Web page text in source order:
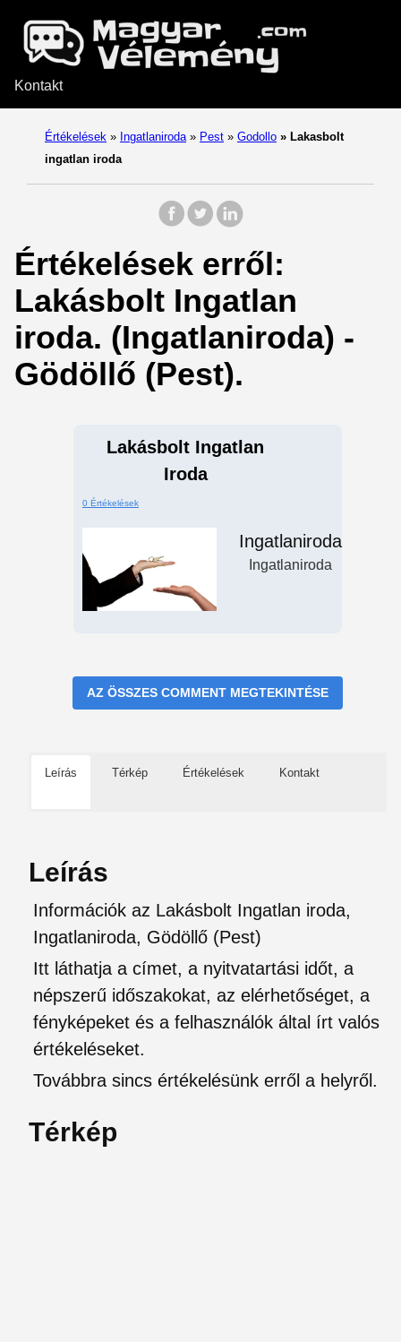
Kontakt
Értékelések » Ingatlaniroda » Pest » Godollo » Lakasbolt
ingatlan iroda
Értékelések erről:
Lakásbolt Ingatlan
iroda. (Ingatlaniroda) -
Gödöllő (Pest).
Lakásbolt Ingatlan
Iroda
0 Értékelések
Ingatlaniroda
Ingatlaniroda
AZ ÖSSZES COMMENT MEGTEKINTÉSE
Leírás Térkép Értékelések Kontakt
Leírás
Információk az Lakásbolt Ingatlan iroda,
Ingatlaniroda, Gödöllő (Pest)
Itt láthatja a címet, a nyitvatartási időt, a
népszerű időszakokat, az elérhetőséget, a
fényképeket és a felhasználók által írt valós
értékeléseket.
Továbbra sincs értékelésünk erről a helyről.
Térkép